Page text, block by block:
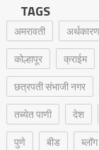
TAGS
अमरावती अर्थकारण
कोल्हापूर
क्राईम
छत्रपती संभाजी नगर
तब्येत पाणी
देश
पुणे
बीड ब्लॉग